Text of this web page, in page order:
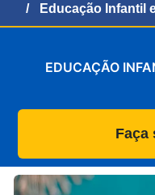
Educação Infantil
EDUCAÇÃO
Faça